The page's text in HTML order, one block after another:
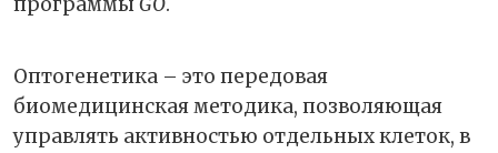
Оптогенетика – это передовая
биомедицинская методика, позволяющая
управлять активностью отдельных клеток, в